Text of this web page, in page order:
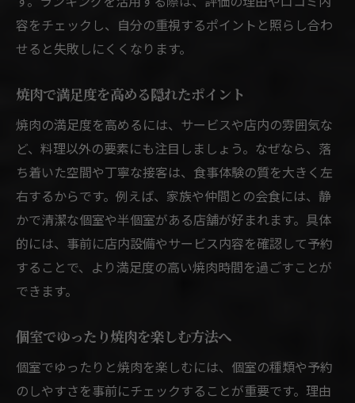
容をチェックし、自分の重視するポイントと照らし合わ
せると失敗しにくくなります。
焼肉で満足度を高める隠れたポイント
焼肉の満足度を高めるには、サービスや店内の雰囲気な
ど、料理以外の要素にも注目しましょう。なぜなら、落
ち着いた空間や丁寧な接客は、食事体験の質を大きく左
右するからです。例えば、家族や仲間との会食には、静
かで清潔な個室や半個室がある店舗が好まれます。具体
的には、事前に店内設備やサービス内容を確認して予約
することで、より満足度の高い焼肉時間を過ごすことが
できます。
個室でゆったり焼肉を楽しむ方法へ
個室でゆったりと焼肉を楽しむには、個室の種類や予約
のしやすさを事前にチェックすることが重要です。理由